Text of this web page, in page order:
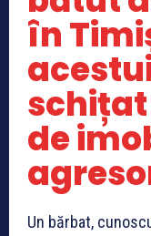
în
de
Un bărbat,